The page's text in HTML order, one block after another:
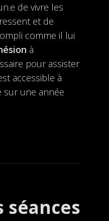
de vivre les
et de
comme il lui
à
pour assister
accessible à
sur une année
séances